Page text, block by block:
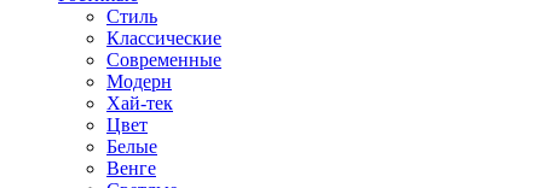
Стиль
Классические
Современные
Модерн
Хай-тек
Цвет
Белые
Венге